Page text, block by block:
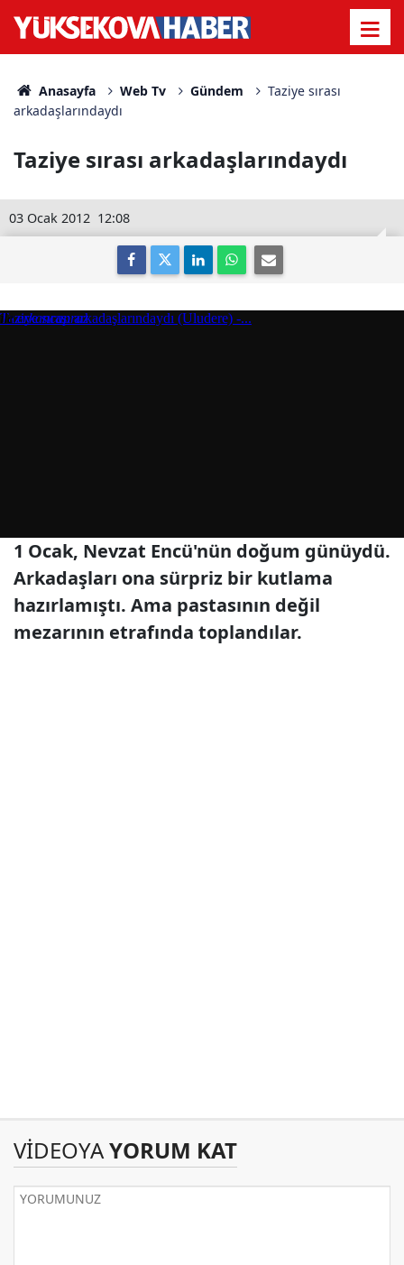
Anasayfa Web Tv Gündem
Taziye sırası
arkadaşlarındaydı
Taziye sırası arkadaşlarındaydı
12:08
03 Ocak 2012
1 Ocak, Nevzat Encü'nün doğum günüydü.
Arkadaşları ona sürpriz bir kutlama
hazırlamıştı. Ama pastasının değil
mezarının etrafında toplandılar.
VİDEOYAYORUM KAT